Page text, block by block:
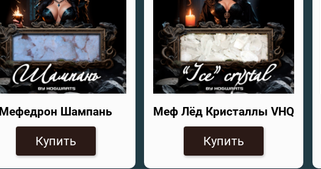
Мефедрон Шампань
Купить
Меф Лёд Кристаллы VHQ
Купить